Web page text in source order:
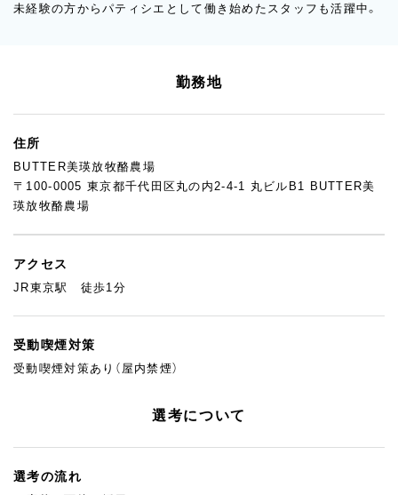
未経験の方からパティシエとして働き始めたスタッフも活躍中。
勤務地
住所
BUTTER美瑛放牧酪農場
〒100-0005 東京都千代田区丸の内2-4-1 丸ビルB1 BUTTER美
瑛放牧酪農場
アクセス
JR東京駅 徒歩1分
受動喫煙対策
受動喫煙対策あり（屋内禁煙）
選考について
選考の流れ